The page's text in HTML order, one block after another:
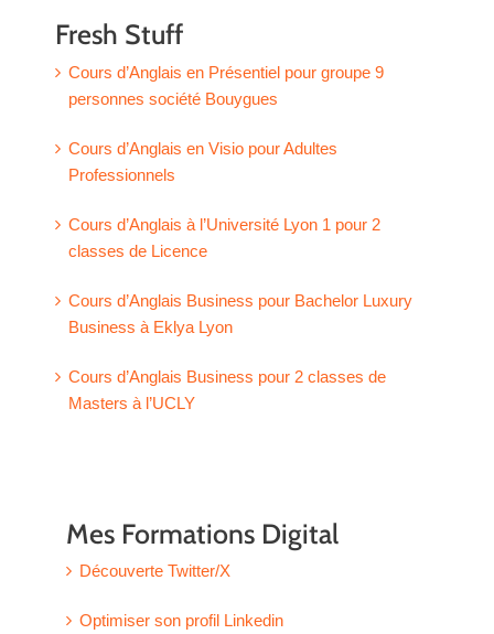
Fresh Stuff
Cours d’Anglais en Présentiel pour groupe 9
personnes société Bouygues
Cours d’Anglais en Visio pour Adultes
Professionnels
Cours d’Anglais à l’Université Lyon 1 pour 2
classes de Licence
Cours d’Anglais Business pour Bachelor Luxury
Business à Eklya Lyon
Cours d’Anglais Business pour 2 classes de
Masters à l’UCLY
Mes Formations Digital
Découverte Twitter/X
Optimiser son profil Linkedin